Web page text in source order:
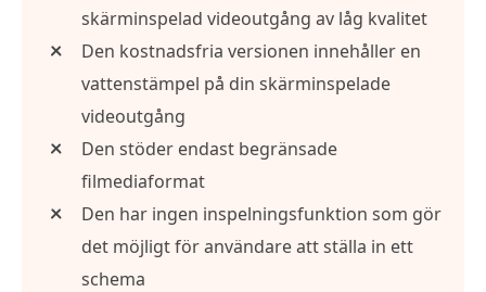
skärminspelad videoutgång av låg kvalitet
Den kostnadsfria versionen innehåller en
vattenstämpel på din skärminspelade
videoutgång
Den stöder endast begränsade
filmediaformat
Den har ingen inspelningsfunktion som gör
det möjligt för användare att ställa in ett
schema